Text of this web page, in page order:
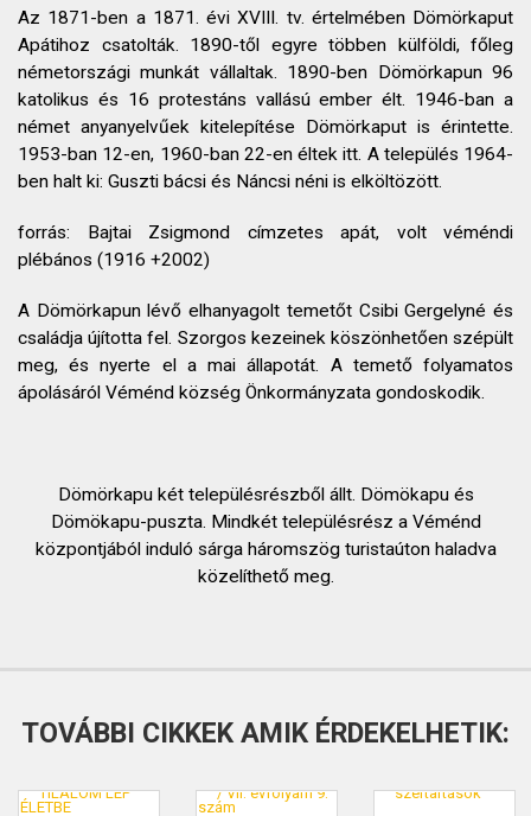
Az 1871-ben a 1871. évi XVIII. tv. értelmében Dömörkaput
Apátihoz csatolták. 1890-től egyre többen külföldi, főleg
németországi munkát vállaltak. 1890-ben Dömörkapun 96
katolikus és 16 protestáns vallású ember élt. 1946-ban a
német anyanyelvűek kitelepítése Dömörkaput is érintette.
1953-ban 12-en, 1960-ban 22-en éltek itt. A település 1964-
ben halt ki: Guszti bácsi és Náncsi néni is elköltözött.
forrás: Bajtai Zsigmond címzetes apát, volt véméndi
plébános (1916 +2002)
A Dömörkapun lévő elhanyagolt temetőt Csibi Gergelyné és
családja újította fel. Szorgos kezeinek köszönhetően szépült
meg, és nyerte el a mai állapotát. A temető folyamatos
ápolásáról Véménd község Önkormányzata gondoskodik.
Dömörkapu két településrészből állt. Dömökapu és
Dömökapu-puszta. Mindkét településrész a Véménd
központjából induló sárga háromszög turistaúton haladva
közelíthető meg.
TOVÁBBI CIKKEK AMIK ÉRDEKELHETIK: